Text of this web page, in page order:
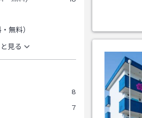
無料）
見る
8
7